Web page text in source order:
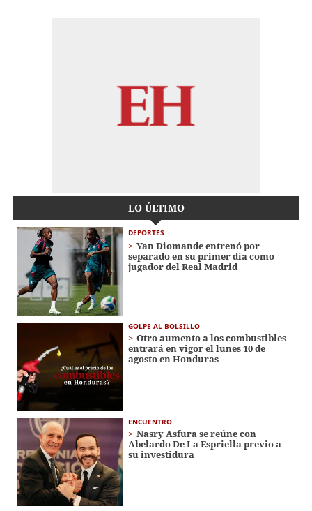
LO ÚLTIMO
DEPORTES
Yan Diomande entrenó por
separado en su primer día como
jugador del Real Madrid
GOLPE AL BOLSILLO
Otro aumento a los combustibles
entrará en vigor el lunes 10 de
agosto en Honduras
ENCUENTRO
Nasry Asfura se reúne con
Abelardo De La Espriella previo a
su investidura